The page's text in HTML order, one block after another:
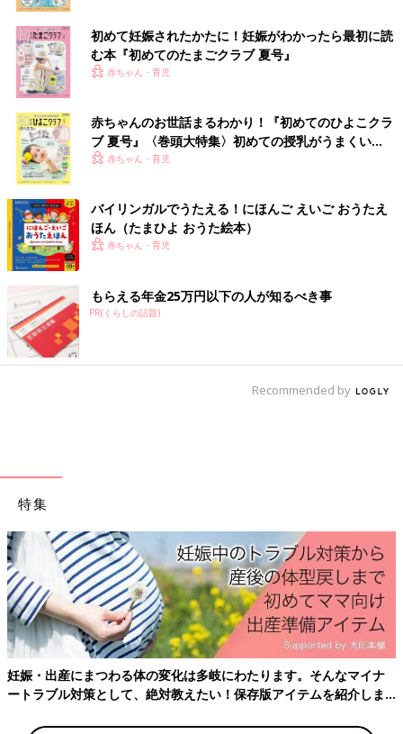
ベッドの上で愛犬・のすけくんとお昼寝。まるできょうだいのような関係性。
――松陰寺家にはママ、パパのほかにもう1匹、のすけくんとい
松陰寺 のすけはジャックラッセルテリアという犬種の小型
犬。娘が0歳のころ、お昼寝している娘を見守るように隣に座っ
ていて、赤ちゃんを群れの一員として認識したのかな･･･と微笑
ましく思いました。
でもやっぱり、のすけは娘のことを「下」に見ていて。子どもっ
て、なぜかお菓子を食べずにずっと手に持っていることがあるじ
ゃないですか。娘がそうしていると、のすけがパクッて取っちゃ
うんですよね。それで娘は号泣。大人に対しては絶対にやらない
けれど、娘の持っているものは問答無用で食いに行くってい
う･･･。
娘は娘で、ベビーチェアに座って食事をしているとき、のすけの
ほうにりんごなんかを差し出すんです。絶対にのすけがジャンプ
――きょうだいみたいですね。
松陰寺 娘が泣いたら真っ先に涙をふきに行くのものすけです
ね。娘は顔をべろべろなめられていて笑っちゃうんですが、2人
のきずなが伝わってきます。
実際には「ぺこぱ育児」なんて言っていられないこ
とがほとんど
初めて妊娠されたかたに！妊娠がわかったら最初に読
む本『初めてのたまごクラブ 夏号』
赤ちゃん・育児
赤ちゃんのお世話まるわかり！『初めてのひよこクラ
ブ 夏号』〈巻頭大特集〉初めての授乳がうまくい
く！ おっぱい・ミルクの基本と夏のトラブル 解決テ
赤ちゃん・育児
バイリンガルでうたえる！にほんご えいご おうたえ
ほん（たまひよ おうた絵本）
赤ちゃん・育児
もらえる年金25万円以下の人が知るべき事
PR(くらしの話題)
Recommended by
特集
妊娠・出産にまつわる体の変化は多岐にわたります。そんなマイナ
ートラブル対策として、絶対教えたい！保存版アイテムを紹介しま